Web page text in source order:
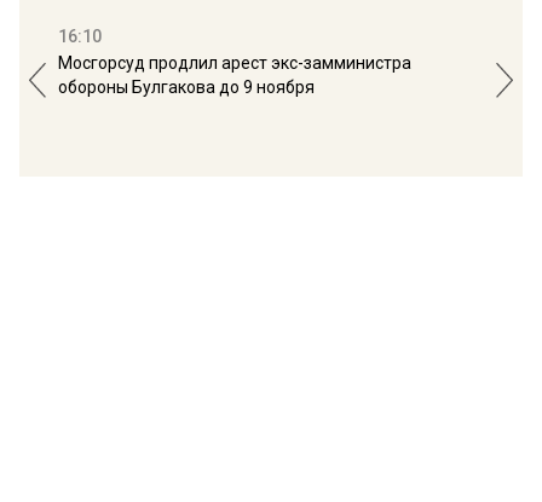
16:10
Мосгорсуд продлил арест экс-замминистра
обороны Булгакова до 9 ноября